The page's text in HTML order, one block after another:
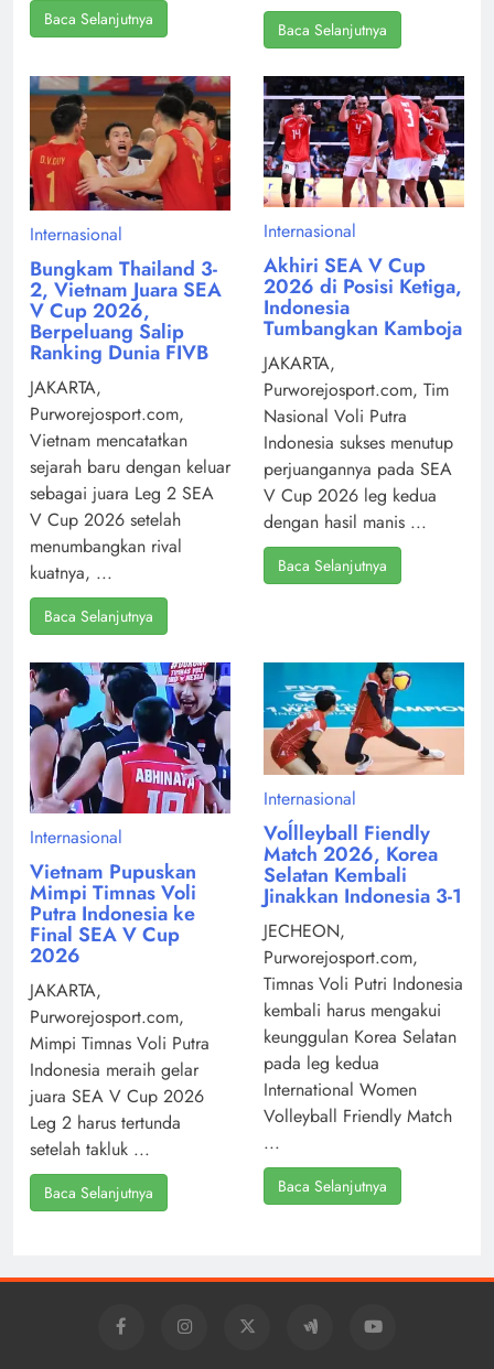
Baca Selanjutnya Baca Selanjutnya
Internasional
Bungkam Thailand 3-
2, Vietnam Juara SEA
V Cup 2026,
Berpeluang Salip
Ranking Dunia FIVB
JAKARTA,
Purworejosport.com,
Vietnam mencatatkan
sejarah baru dengan keluar
sebagai juara Leg 2 SEA
V Cup 2026 setelah
menumbangkan rival
kuatnya, ...
Baca Selanjutnya
Internasional
Akhiri SEA V Cup
2026 di Posisi Ketiga,
Indonesia
Tumbangkan Kamboja
JAKARTA,
Purworejosport.com, Tim
Nasional Voli Putra
Indonesia sukses menutup
perjuangannya pada SEA
V Cup 2026 leg kedua
dengan hasil manis ...
Baca Selanjutnya
Internasional
Vietnam Pupuskan
Mimpi Timnas Voli
Putra Indonesia ke
Final SEA V Cup
2026
JAKARTA,
Purworejosport.com,
Mimpi Timnas Voli Putra
Indonesia meraih gelar
juara SEA V Cup 2026
Leg 2 harus tertunda
setelah takluk ...
Baca Selanjutnya
Internasional
Voĺlleyball Fiendly
Match 2026, Korea
Selatan Kembali
Jinakkan Indonesia 3-1
JECHEON,
Purworejosport.com,
Timnas Voli Putri Indonesia
kembali harus mengakui
keunggulan Korea Selatan
pada leg kedua
International Women
Volleyball Friendly Match
...
Baca Selanjutnya